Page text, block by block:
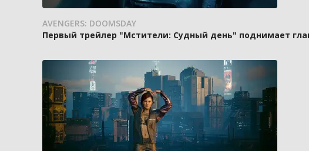
AVENGERS: DOOMSDAY
Первый трейлер "Мстители: Судный день" поднимает